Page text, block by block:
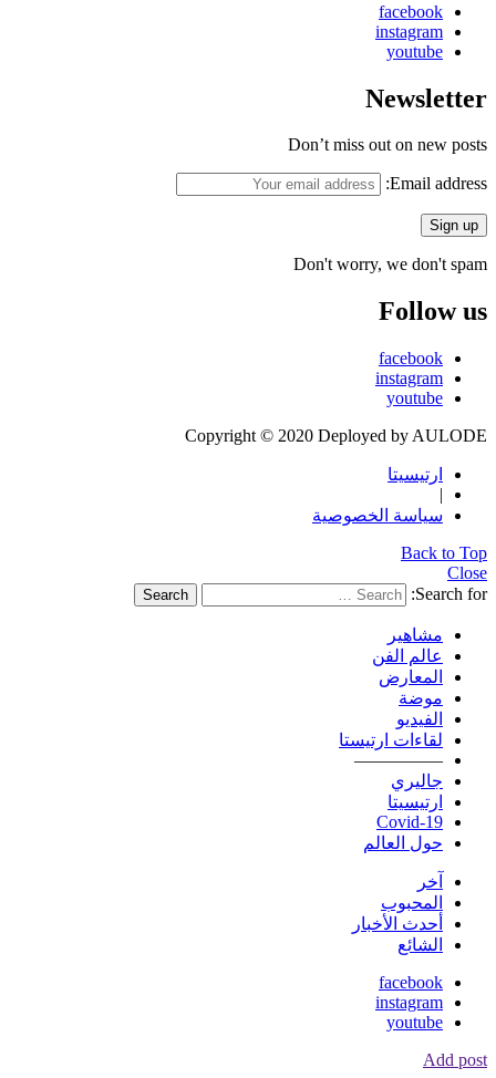
facebook
instagram
youtube
Newsletter
Don’t miss out on new posts
Email address:
Don't worry, we don't spam
Follow us
facebook
instagram
youtube
Copyright © 2020 Deployed by AULODE
ارتيسيتا
|
سياسة الخصوصية
Back to Top
Close
Search for:
Search
مشاهير
عالم الفن
المعارض
موضة
الفيديو
لقاءات ارتيستا
—————
جاليري
ارتيسيتا
Covid-19
حول العالم
آخر
المحبوب
أحدث الأخبار
الشائع
facebook
instagram
youtube
Add post